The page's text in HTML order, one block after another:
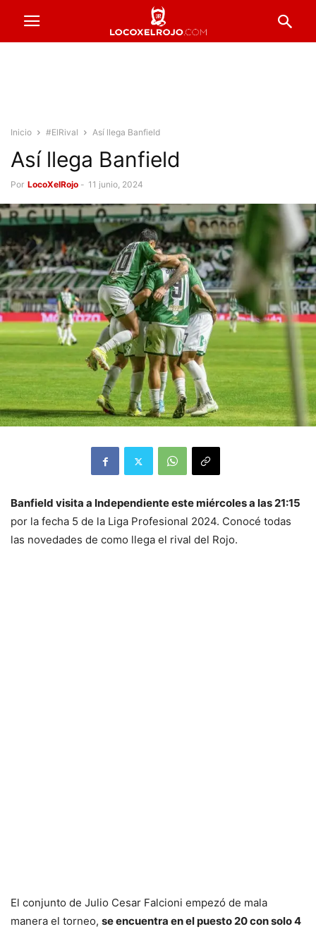
Inicio #ElRival Así llega Banfield
Así llega Banfield
Por LocoXelRojo - 11 junio, 2024
Banfield visita a Independiente este miércoles a las 21:15
por la fecha 5 de la Liga Profesional 2024. Conocé todas
las novedades de como llega el rival del Rojo.
El conjunto de Julio Cesar Falcioni empezó de mala
manera el torneo, se encuentra en el puesto 20 con solo 4